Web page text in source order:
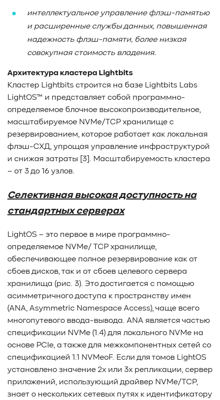
интеллектуальное управление флэш-памятью
и расширенные службы данных, повышенная
надежность флэш-памяти, более низкая
совокупная стоимость владения.
Архитектура кластера Lightbits
Кластер Lightbits строится на базе Lightbits Labs
LightOS™ и представляет собой программно-
определяемое блочное высокопроизводительное,
масштабируемое NVMe/TCP хранилище с
резервированием, которое работает как локальная
флэш-СХД, упрощая управление инфраструктурой
и снижая затраты [3]. Масштабируемость кластера
– от 3 до 16 узлов.
Селективная высокая доступность на
стандартных серверах
LightOS – это первое в мире программно-
определяемое NVMe/ TCP хранилище,
обеспечивающее полное резервирование как от
сбоев дисков, так и от сбоев целевого сервера
хранилища (рис. 3). Это достигается с помощью
асимметричного доступа к пространству имен
(ANA, Asymmetric Namespace Access), чаще всего
многопутевого ввода-вывода. ANA является частью
спецификации NVMe (1.4) для локального NVMe на
основе PCIe, а также для межкомпонентных сетей со
спецификацией 1.1 NVMeoF. Если для томов LightOS
установлено значение 2x или 3x репликации, сервер
приложений, использующий драйвер NVMe/TCP,
знает о нескольких сетевых путях к идентификатору